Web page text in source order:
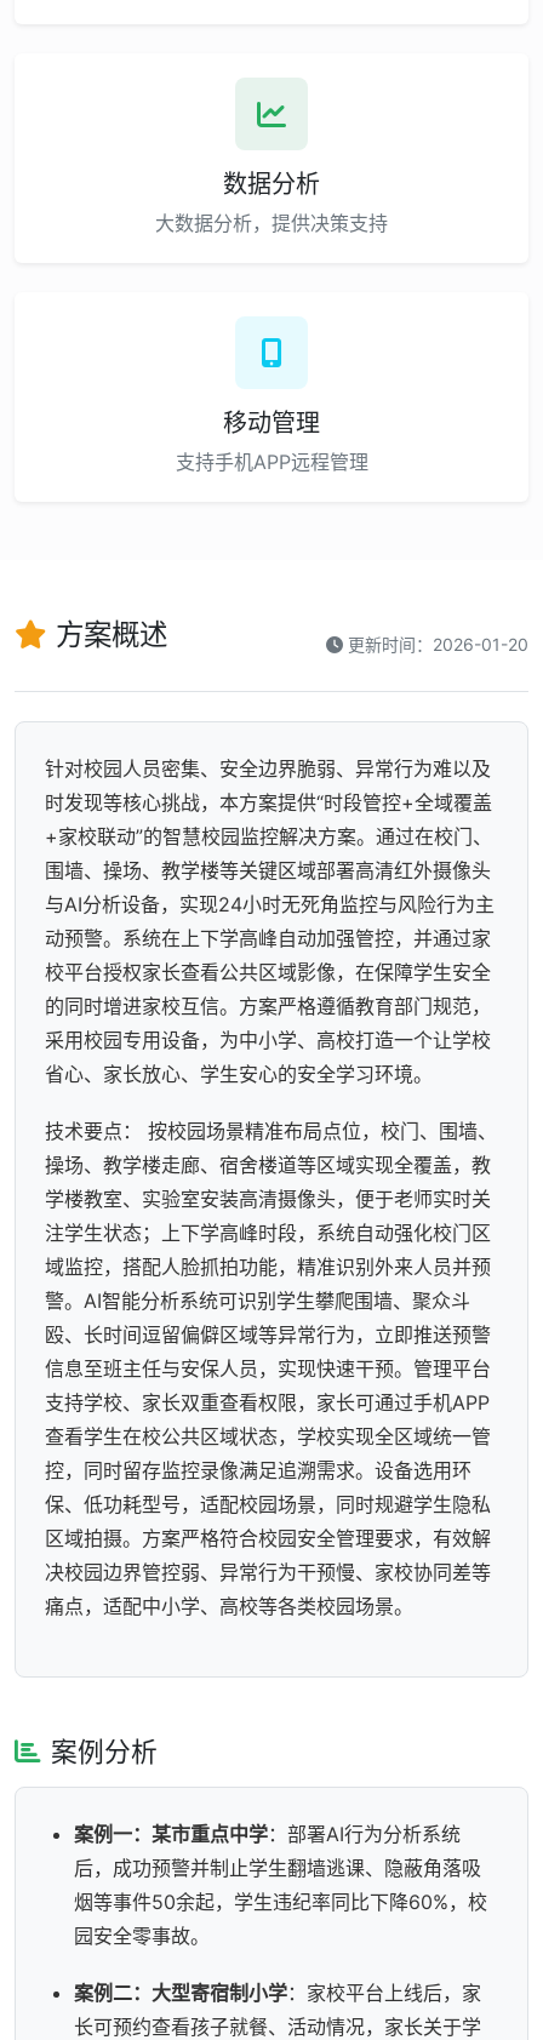
数据分析
大数据分析，提供决策支持
移动管理
支持手机APP远程管理
方案概述 更新时间：2026-01-20
针对校园人员密集、安全边界脆弱、异常行为难以及
时发现等核心挑战，本方案提供“时段管控+全域覆盖
+家校联动”的智慧校园监控解决方案。通过在校门、
围墙、操场、教学楼等关键区域部署高清红外摄像头
与AI分析设备，实现24小时无死角监控与风险行为主
动预警。系统在上下学高峰自动加强管控，并通过家
校平台授权家长查看公共区域影像，在保障学生安全
的同时增进家校互信。方案严格遵循教育部门规范，
采用校园专用设备，为中小学、高校打造一个让学校
省心、家长放心、学生安心的安全学习环境。
技术要点： 按校园场景精准布局点位，校门、围墙、
操场、教学楼走廊、宿舍楼道等区域实现全覆盖，教
学楼教室、实验室安装高清摄像头，便于老师实时关
注学生状态；上下学高峰时段，系统自动强化校门区
域监控，搭配人脸抓拍功能，精准识别外来人员并预
警。AI智能分析系统可识别学生攀爬围墙、聚众斗
殴、长时间逗留偏僻区域等异常行为，立即推送预警
信息至班主任与安保人员，实现快速干预。管理平台
支持学校、家长双重查看权限，家长可通过手机APP
查看学生在校公共区域状态，学校实现全区域统一管
控，同时留存监控录像满足追溯需求。设备选用环
保、低功耗型号，适配校园场景，同时规避学生隐私
区域拍摄。方案严格符合校园安全管理要求，有效解
决校园边界管控弱、异常行为干预慢、家校协同差等
痛点，适配中小学、高校等各类校园场景。
案例分析
案例一：某市重点中学：部署AI行为分析系统
后，成功预警并制止学生翻墙逃课、隐蔽角落吸
烟等事件50余起，学生违纪率同比下降60%，校
园安全零事故。
案例二：大型寄宿制小学：家校平台上线后，家
长可预约查看孩子就餐、活动情况，家长关于学